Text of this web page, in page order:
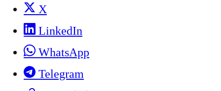
X
LinkedIn
WhatsApp
Telegram